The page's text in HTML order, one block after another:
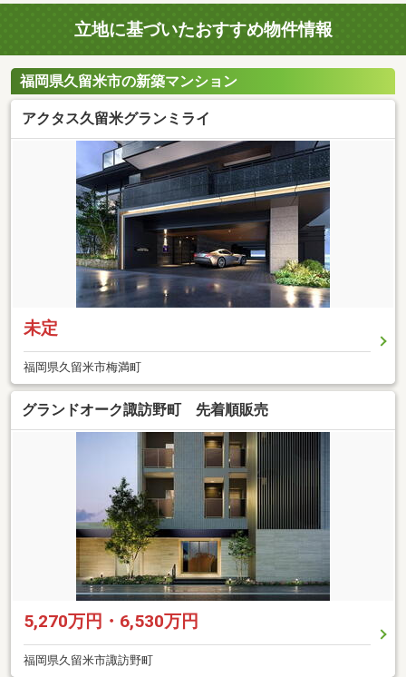
立地に基づいたおすすめ物件情報
福岡県久留米市の新築マンション
アクタス久留米グランミライ
未定
福岡県久留米市梅満町
グランドオーク諏訪野町 先着順販売
5,270万円・6,530万円
福岡県久留米市諏訪野町